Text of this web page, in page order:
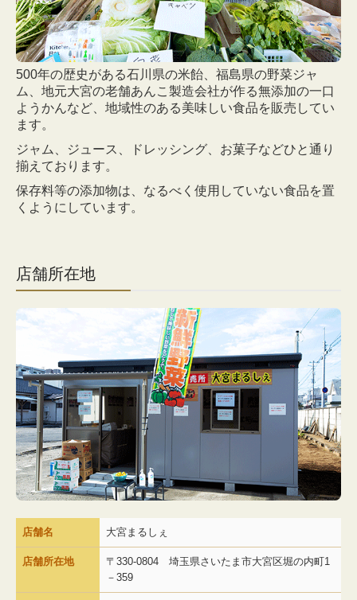
500年の歴史がある石川県の米飴、福島県の野菜ジャ
ム、地元大宮の老舗あんこ製造会社が作る無添加の一口
ようかんなど、地域性のある美味しい食品を販売してい
ます。
ジャム、ジュース、ドレッシング、お菓子などひと通り
揃えております。
保存料等の添加物は、なるべく使用していない食品を置
くようにしています。
店舗所在地
店舗名 大宮まるしぇ
店舗所在地
〒330-0804 埼玉県さいたま市大宮区堀の内町1
－359